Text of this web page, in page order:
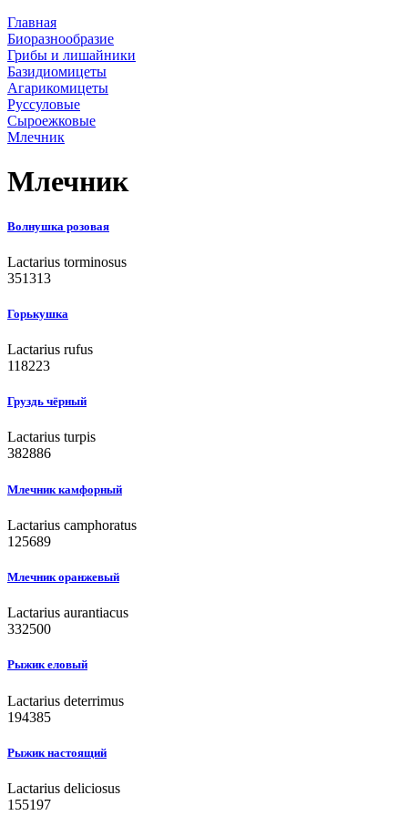
Главная
Биоразнообразие
Грибы и лишайники
Базидиомицеты
Агарикомицеты
Руссуловые
Сыроежковые
Млечник
Млечник
Волнушка розовая
Lactarius torminosus
351313
Горькушка
Lactarius rufus
118223
Груздь чёрный
Lactarius turpis
382886
Млечник камфорный
Lactarius camphoratus
125689
Млечник оранжевый
Lactarius aurantiacus
332500
Рыжик еловый
Lactarius deterrimus
194385
Рыжик настоящий
Lactarius deliciosus
155197